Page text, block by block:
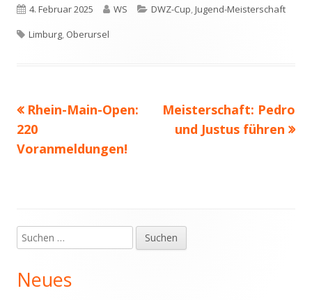
Veröffentlicht
am
4. Februar 2025 Autor
WS Kategorien
DWZ-Cup,Jugend-Meisterschaft
Schlagwörter
Limburg, Oberursel
Beitragsnavigation
Vorheriger
Beitrag:
Rhein-Main-Open:
220
Voranmeldungen!
Nächster
Beitrag
Meisterschaft: Pedro
und Justus führen
Haupt-
Seitenleiste
Suchen
nach:
Neues